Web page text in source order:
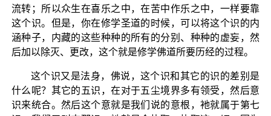
流转；所以众生在喜乐之中，在苦中作乐之中，一样要靠
这个识。但是，你在修学圣道的时候，可以将这个识的内
涵种子，内藏的这些种种的所有的分别、种种的虚妄，然
后加以除灭、更改，这个就是修学佛道所要历经的过程。
这个识又是法身，佛说，这个识和其它的识的差别是
什么呢？其它的五识，在对于五尘境界多有领受，然后意
识来统合。然后这个意就是我们说的意根，衪就属于第七